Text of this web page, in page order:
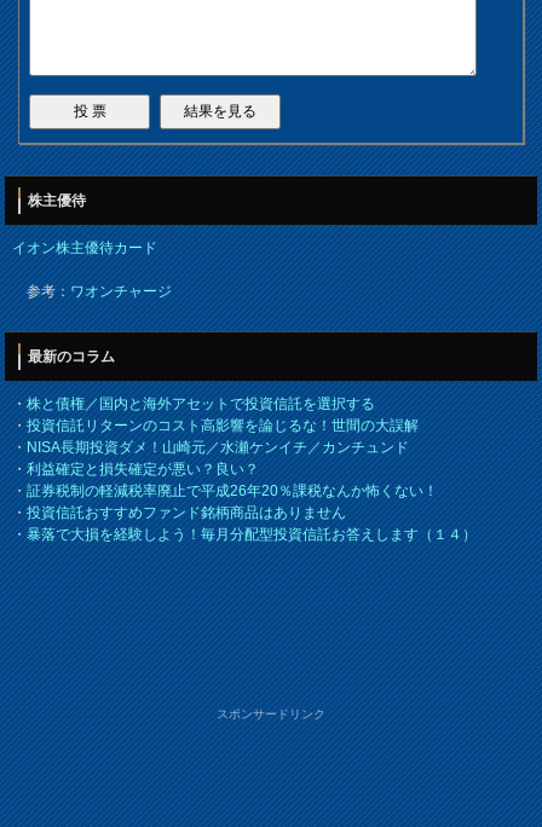
株主優待
イオン株主優待カード
参考：ワオンチャージ
最新のコラム
・株と債権／国内と海外アセットで投資信託を選択する
・投資信託リターンのコスト高影響を論じるな！世間の大誤解
・NISA長期投資ダメ！山崎元／水瀬ケンイチ／カンチュンド
・利益確定と損失確定が悪い？良い？
・証券税制の軽減税率廃止で平成26年20％課税なんか怖くない！
・投資信託おすすめファンド銘柄商品はありません
・暴落で大損を経験しよう！毎月分配型投資信託お答えします（１４）
スポンサードリンク